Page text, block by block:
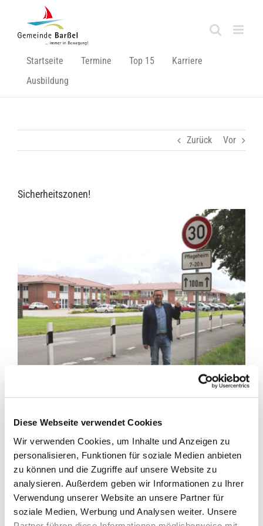
Diese Webseite verwendet Cookies
Wir verwenden Cookies, um Inhalte und Anzeigen zu
personalisieren, Funktionen für soziale Medien anbieten
zu können und die Zugriffe auf unsere Website zu
analysieren. Außerdem geben wir Informationen zu Ihrer
Verwendung unserer Website an unsere Partner für
soziale Medien, Werbung und Analysen weiter. Unsere
springen
Startseite Termine Top 15
Karriere
Ausbildung
Zurück Vor
Sicherheitszonen!
Der Gesetzgeber hat durchÄnderung der
Straßenverkehrsordnung
die Möglichkeit geschaffen,vor
Schulen, Kindergärten, Altenheimen und Krankenhäusern
Tempo-30-Zoneneinzurichten. Die Anordnungen sind dabei
auf den unmittelbaren Bereich vor der Einrichtung (z.B.
Hauptzugänge) zu beschränken, und die Zonen sind auf
eine Länge von höchstens 300 m (je Einrichtung / Straße)
zu begrenzen. Zu beachten sind ebenfalls zeitliche